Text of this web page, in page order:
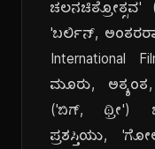
ಚಲನಚಿತ್ರೋತ್ಸವ'
'ಬರ್ಲಿನ್,
International
ಮೂರು, ಅತ್ಯಂತ,
('ಬಿಗ್, ಥ್ರೀ')
ಪ್ರಶಸ್ತಿಯು,